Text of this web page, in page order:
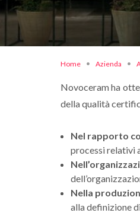
Home Azienda
Novoceram ha
della qualità
Nel rapporto
processi relativi
Nella
alla definizione